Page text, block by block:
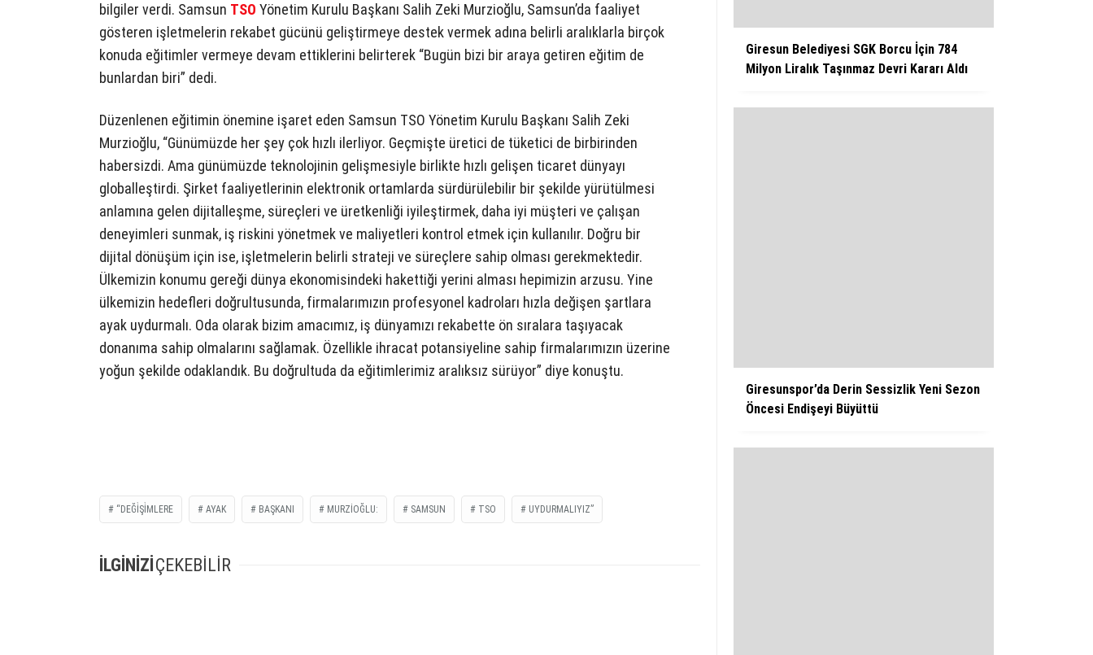
bilgiler verdi. Samsun TSO Yönetim Kurulu Başkanı Salih Zeki Murzioğlu, Samsun’da faaliyet
gösteren işletmelerin rekabet gücünü geliştirmeye destek vermek adına belirli aralıklarla birçok
konuda eğitimler vermeye devam ettiklerini belirterek “Bugün bizi bir araya getiren eğitim de
bunlardan biri” dedi.
Düzenlenen eğitimin önemine işaret eden Samsun TSO Yönetim Kurulu Başkanı Salih Zeki
Murzioğlu, “Günümüzde her şey çok hızlı ilerliyor. Geçmişte üretici de tüketici de birbirinden
habersizdi. Ama günümüzde teknolojinin gelişmesiyle birlikte hızlı gelişen ticaret dünyayı
globalleştirdi. Şirket faaliyetlerinin elektronik ortamlarda sürdürülebilir bir şekilde yürütülmesi
anlamına gelen dijitalleşme, süreçleri ve üretkenliği iyileştirmek, daha iyi müşteri ve çalışan
deneyimleri sunmak, iş riskini yönetmek ve maliyetleri kontrol etmek için kullanılır. Doğru bir
dijital dönüşüm için ise, işletmelerin belirli strateji ve süreçlere sahip olması gerekmektedir.
Ülkemizin konumu gereği dünya ekonomisindeki hakettiği yerini alması hepimizin arzusu. Yine
ülkemizin hedefleri doğrultusunda, firmalarımızın profesyonel kadroları hızla değişen şartlara
ayak uydurmalı. Oda olarak bizim amacımız, iş dünyamızı rekabette ön sıralara taşıyacak
donanıma sahip olmalarını sağlamak. Özellikle ihracat potansiyeline sahip firmalarımızın üzerine
yoğun şekilde odaklandık. Bu doğrultuda da eğitimlerimiz aralıksız sürüyor” diye konuştu.
“DEĞİŞİMLERE AYAK BAŞKANI MURZIOĞLU: SAMSUN TSO UYDURMALIYIZ”
İLGİNİZİÇEKEBİLİR
Giresun Belediyesi SGK Borcu İçin 784
Milyon Liralık Taşınmaz Devri Kararı Aldı
Giresunspor’da Derin Sessizlik Yeni Sezon
Öncesi Endişeyi Büyüttü